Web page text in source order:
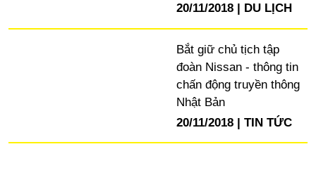
20/11/2018
DU LỊCH
Bắt giữ chủ tịch tập
đoàn Nissan - thông tin
chấn động truyền thông
Nhật Bản
20/11/2018
TIN TỨC